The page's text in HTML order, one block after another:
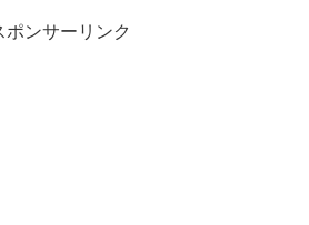
ポンサーリンク